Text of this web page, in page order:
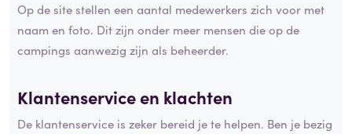
Op de site stellen een aantal medewerkers zich voor met
naam en foto. Dit zijn onder meer mensen die op de
campings aanwezig zijn als beheerder.
Klantenservice en klachten
De klantenservice is zeker bereid je te helpen. Ben je bezig